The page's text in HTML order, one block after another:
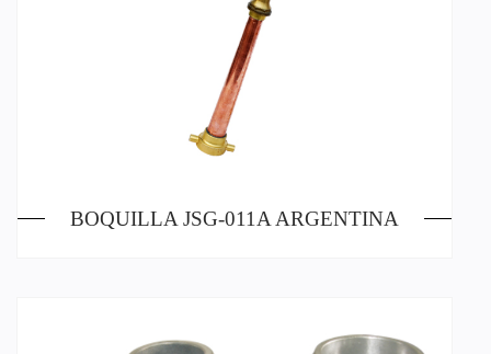
BOQUILLA JSG-011A ARGENTINA